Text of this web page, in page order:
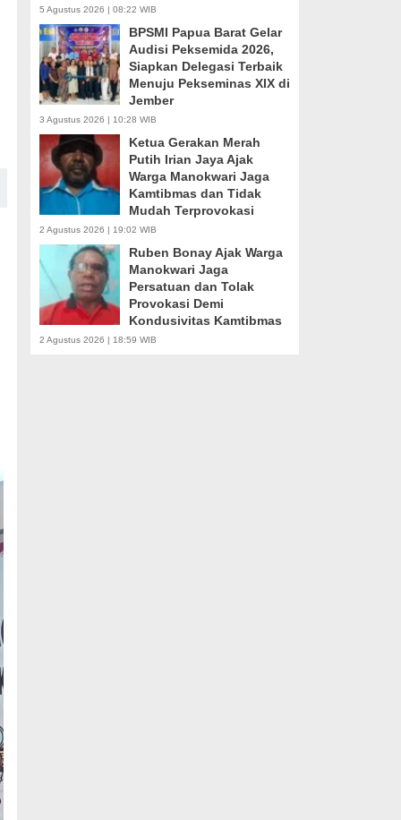
5 Agustus 2026 | 08:22 WIB
BPSMI Papua Barat Gelar
Audisi Peksemida 2026,
Siapkan Delegasi Terbaik
Menuju Pekseminas XIX di
Jember
3 Agustus 2026 | 10:28 WIB
Ketua Gerakan Merah
Putih Irian Jaya Ajak
Warga Manokwari Jaga
Kamtibmas dan Tidak
Mudah Terprovokasi
2 Agustus 2026 | 19:02 WIB
Ruben Bonay Ajak Warga
Manokwari Jaga
Persatuan dan Tolak
Provokasi Demi
Kondusivitas Kamtibmas
2 Agustus 2026 | 18:59 WIB